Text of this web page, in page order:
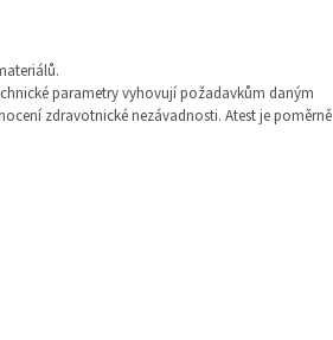
parametry vyhovují požadavkům daným
zdravotnické nezávadnosti. Atest je poměrně